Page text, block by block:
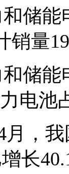
储
销量
储能
电池
月，
长